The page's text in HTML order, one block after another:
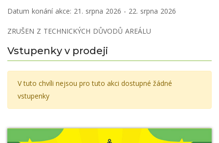
Datum konání akce: 21. srpna 2026 - 22. srpna 2026
ZRUŠEN Z TECHNICKÝCH DŮVODŮ AREÁLU
Vstupenky v prodeji
V tuto chvíli nejsou pro tuto akci dostupné žádné
vstupenky